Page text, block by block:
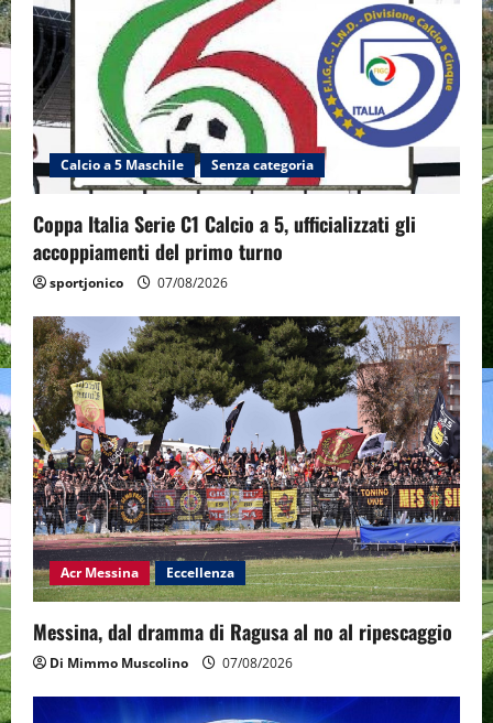
Calcio a 5 Maschile Senza categoria
Coppa Italia Serie C1 Calcio a 5, ufficializzati gli
accoppiamenti del primo turno
sportjonico 07/08/2026
Acr Messina Eccellenza
Messina, dal dramma di Ragusa al no al ripescaggio
Di Mimmo Muscolino 07/08/2026